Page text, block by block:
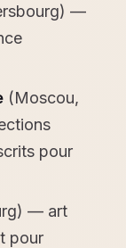
—
(Moscou,
pour
— art
pour